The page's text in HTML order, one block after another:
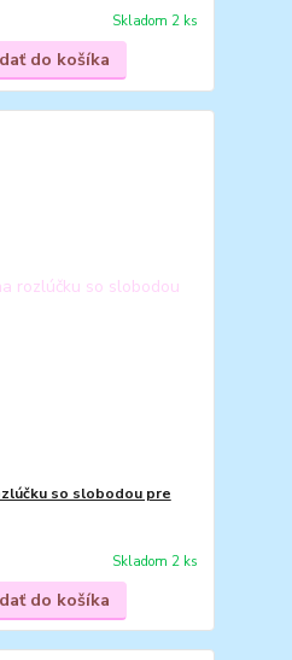
Skladom 2 ks
do košíka
so slobodou pre
Skladom 2 ks
do košíka